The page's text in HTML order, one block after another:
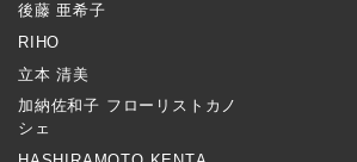
後藤 亜希子
RIHO
立本 清美
加納佐和子 フローリストカノ
シェ